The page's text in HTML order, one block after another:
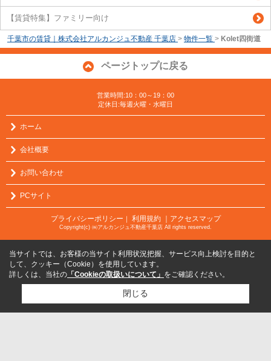
【賃貸特集】ファミリー向け
千葉市の賃貸｜株式会社アルカンジュ不動産 千葉店 > 物件一覧 > Kolet四街道
ページトップに戻る
営業時間:10：00～19：00
定休日:毎週火曜・水曜日
ホーム
会社概要
お問い合わせ
PCサイト
プライバシーポリシー 利用規約 ｜アクセスマップ
Copyright(c) ㈱アルカンジュ不動産千葉店 All rights reserved.
当サイトでは、お客様の当サイト利用状況把握、サービス向上検討を目的と
して、クッキー（Cookie）を使用しています。
詳しくは、当社の 「Cookieの取扱いについて」 をご確認ください。
閉じる